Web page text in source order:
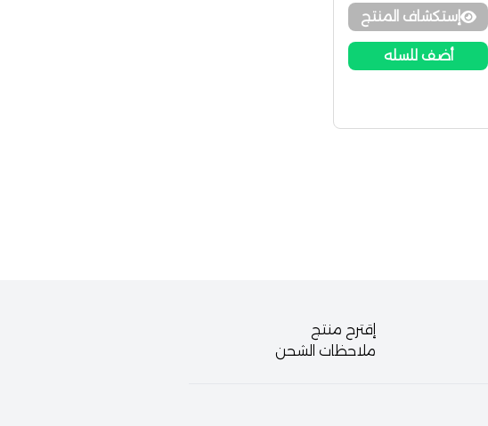
إستكشاف المنتج
أضف للسله
إقترح منتج
ملاحظات الشحن